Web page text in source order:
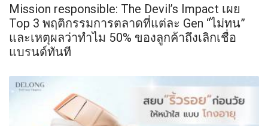
Mission responsible: The Devil’s Impact เผย
Top 3 พฤติกรรมการตลาดที่แต่ละ Gen “ไม่ทน”
และเหตุผลว่าทำไม 50% ของลูกค้าถึงเลิกเชื่อ
แบรนด์ทันที